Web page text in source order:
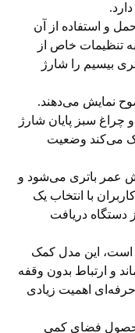
و استفاده از آن
به تنظیمات خاص از
بیسیم را شارژ
نمایش می‌دهند.
سبز پایان شارژ
می‌کند وضعیت
عمر باتری می‌شود و
با انتخاب یک
دستگاه دریافت
است، این مدل کمک
و ارتباط بدون وقفه
اهمیت زیادی
فضای کمی